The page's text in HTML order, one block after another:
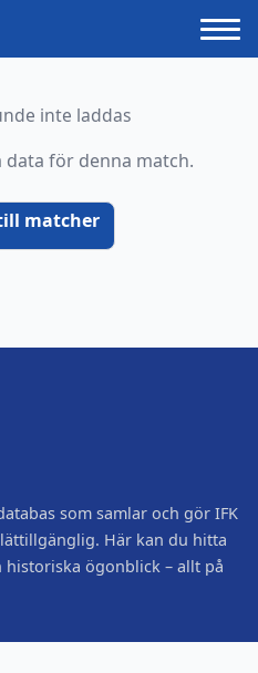
inte laddas
för denna match.
matcher
som samlar och gör IFK
Här kan du hitta
historiska ögonblick – allt på